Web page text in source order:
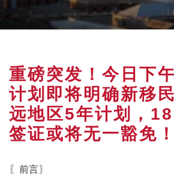
重磅突发！今日下
计划即将明确新移
远地区5年计划，
签证或将无一豁免！
〖前言〗